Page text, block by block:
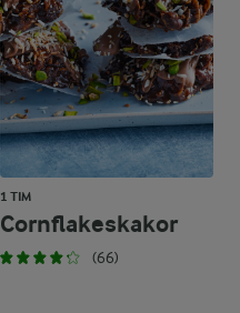
1 TIM
Cornflakeskakor
(66)